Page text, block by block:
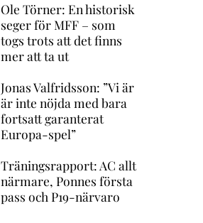
Ole Törner: En historisk
seger för MFF – som
togs trots att det finns
mer att ta ut
Jonas Valfridsson: ”Vi är
är inte nöjda med bara
fortsatt garanterat
Europa-spel”
Träningsrapport: AC allt
närmare, Ponnes första
pass och P19-närvaro